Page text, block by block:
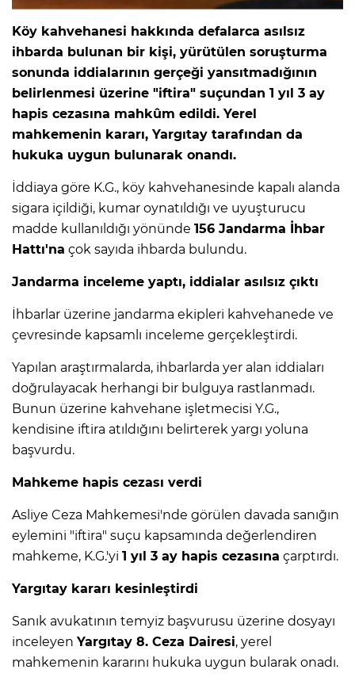
Köy kahvehanesi hakkında defalarca asılsız
ihbarda bulunan bir kişi, yürütülen soruşturma
sonunda iddialarının gerçeği yansıtmadığının
belirlenmesi üzerine "iftira" suçundan 1 yıl 3 ay
hapis cezasına mahkûm edildi. Yerel
mahkemenin kararı, Yargıtay tarafından da
hukuka uygun bulunarak onandı.
İddiaya göre K.G., köy kahvehanesinde kapalı alanda
sigara içildiği, kumar oynatıldığı ve uyuşturucu
madde kullanıldığı yönünde 156 Jandarma İhbar
Hattı'na çok sayıda ihbarda bulundu.
Jandarma inceleme yaptı, iddialar asılsız çıktı
İhbarlar üzerine jandarma ekipleri kahvehanede ve
çevresinde kapsamlı inceleme gerçekleştirdi.
Yapılan araştırmalarda, ihbarlarda yer alan iddiaları
doğrulayacak herhangi bir bulguya rastlanmadı.
Bunun üzerine kahvehane işletmecisi Y.G.,
kendisine iftira atıldığını belirterek yargı yoluna
başvurdu.
Mahkeme hapis cezası verdi
Asliye Ceza Mahkemesi'nde görülen davada sanığın
eylemini "iftira" suçu kapsamında değerlendiren
mahkeme, K.G.'yi 1 yıl 3 ay hapis cezasına çarptırdı.
Yargıtay kararı kesinleştirdi
Sanık avukatının temyiz başvurusu üzerine dosyayı
inceleyen Yargıtay 8. Ceza Dairesi, yerel
mahkemenin kararını hukuka uygun bularak onadı.